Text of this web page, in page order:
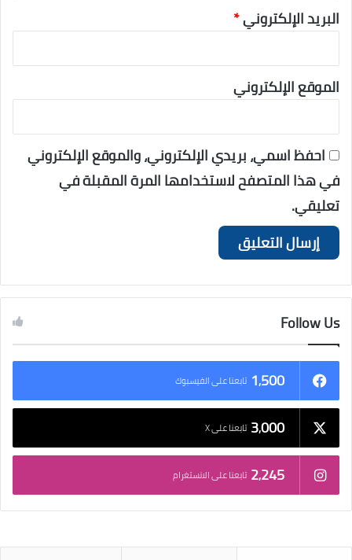
البريد الإلكتروني*
الموقع الإلكتروني
احفظ اسمي، بريدي الإلكتروني، والموقع الإلكتروني
في هذا المتصفح لاستخدامها المرة المقبلة في
تعليقي.
Follow Us
1٬500 تابعنا على الفيسبوك
3٬000 تابعنا على X
2٬245 تابعنا على الانستغرام